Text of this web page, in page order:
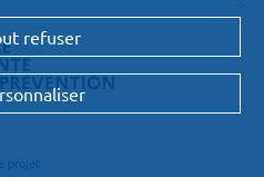
projet
refuser